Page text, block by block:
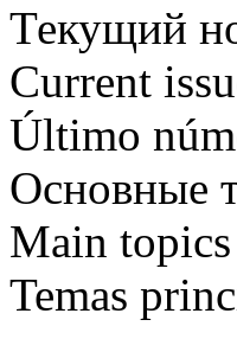
Текущий
Current
Último
Основные
Main topics
Temas